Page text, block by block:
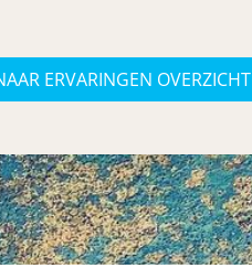
ERVARINGEN OVERZICHT